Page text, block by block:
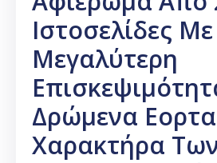
Ιστοσελίδες
Μεγαλύτερη
Δρώμενα
Χαρακτήρα